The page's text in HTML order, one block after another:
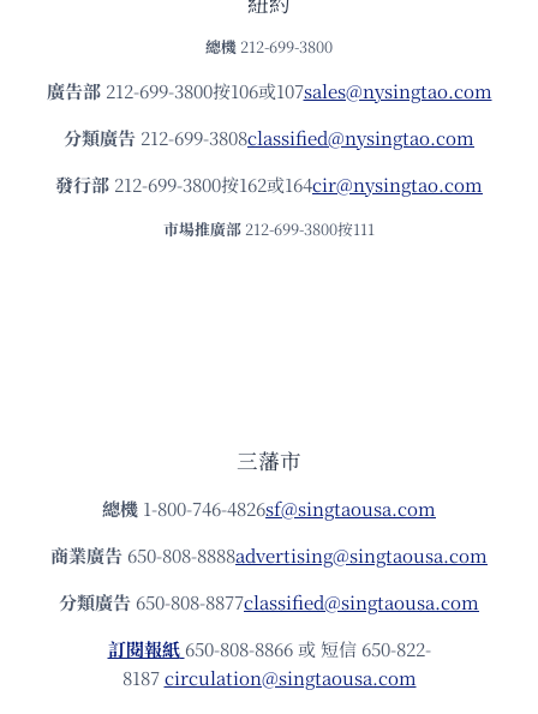
總機 212-699-3800
廣告部212-699-3800按106或107sales@nysingtao.com
分類廣告 212-699-3808classified@nysingtao.com
發⾏部 212-699-3800按162或164cir@nysingtao.com
市場推廣部 212-699-3800按111
三藩市
總機 1-800-746-4826sf@singtaousa.com
商業廣告 650-808-8888advertising@singtaousa.com
分類廣告 650-808-8877classified@singtaousa.com
訂閱報紙 650-808-8866 或 短信 650-822-
8187circulation@singtaousa.com